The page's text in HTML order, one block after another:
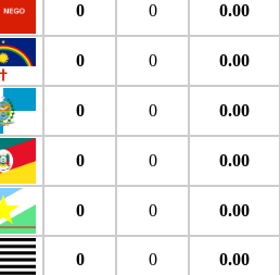
0 0 0.00
0 0 0.00
0 0 0.00
0 0 0.00
0 0 0.00
0 0 0.00